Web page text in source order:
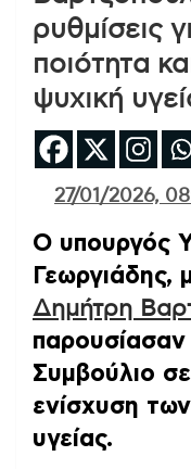
ρυθμίσεις
ποιότητα
ψυχική
27/01/2026,
Ο υπουργός
Γεωργιάδης,
Δημήτρη
Συμβούλιο
ενίσχυση
υγείας.